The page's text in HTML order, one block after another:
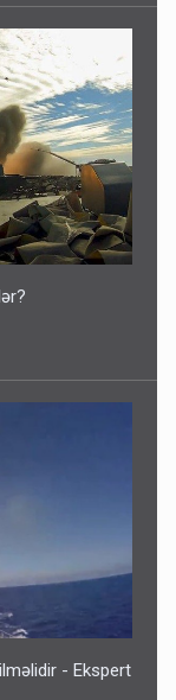
- Ekspert